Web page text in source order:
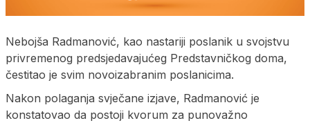
Nebojša Radmanović, kao nastariji poslanik u svojstvu
privremenog predsjedavajućeg Predstavničkog doma,
čestitao je svim novoizabranim poslanicima.
Nakon polaganja svječane izjave, Radmanović je
konstatovao da postoji kvorum za punovažno